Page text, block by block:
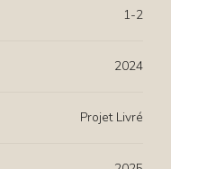
1-2
2024
Projet Livré